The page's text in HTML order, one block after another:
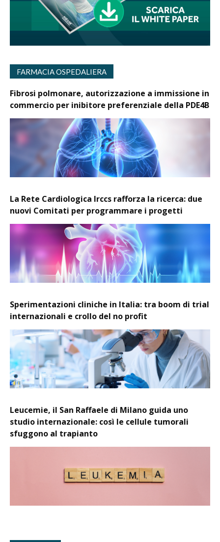
FARMACIA OSPEDALIERA
Fibrosi polmonare, autorizzazione a immissione in
commercio per inibitore preferenziale della PDE4B
La Rete Cardiologica Irccs rafforza la ricerca: due
nuovi Comitati per programmare i progetti
Sperimentazioni cliniche in Italia: tra boom di trial
internazionali e crollo del no profit
Leucemie, il San Raffaele di Milano guida uno
studio internazionale: così le cellule tumorali
sfuggono al trapianto